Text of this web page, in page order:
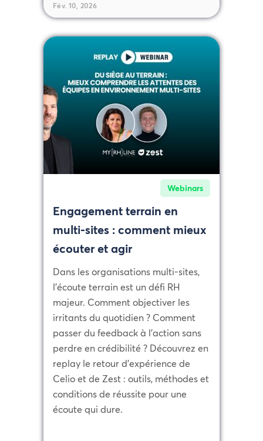
Fév. 10, 2026
Webinars
Engagement terrain en
multi-sites : comment mieux
écouter et agir
Dans les organisations multi-sites,
l'écoute terrain est un défi RH
majeur. Comment objectiver les
irritants du quotidien ? Comment
passer du feedback à l'action sans
perdre en crédibilité ? Découvrez en
replay le retour d'expérience de
Celio et de Zest : outils, méthodes et
conditions de réussite pour une
écoute qui dure.